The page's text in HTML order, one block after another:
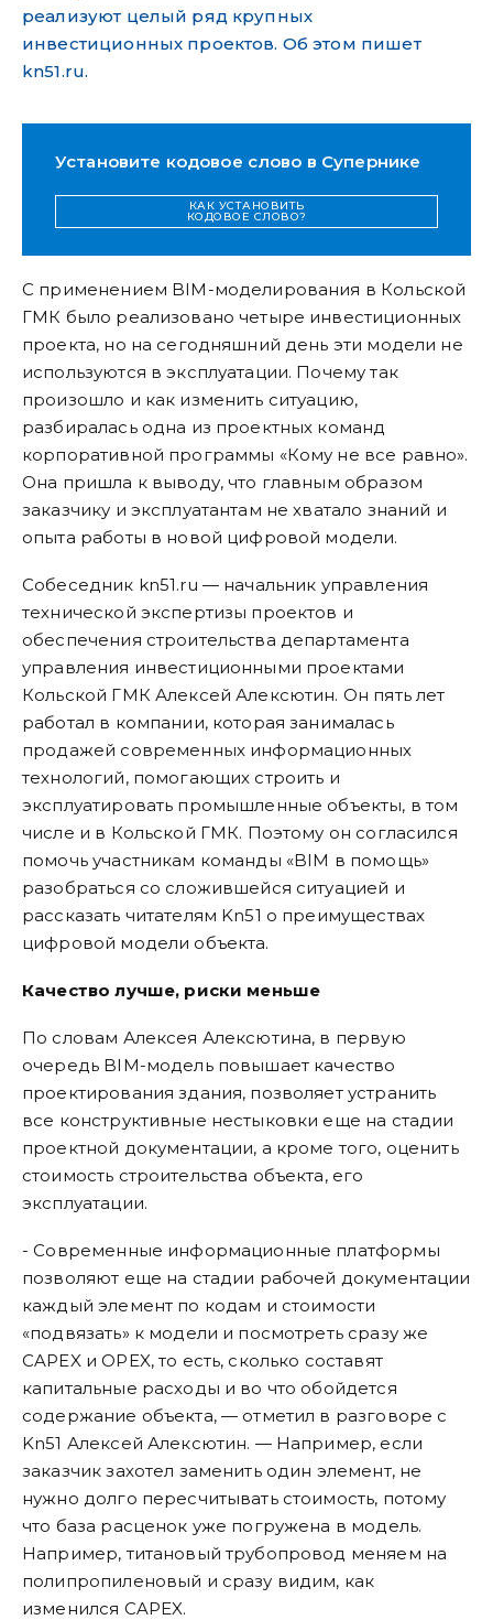
реализуют целый ряд крупных
инвестиционных проектов. Об этом пишет
kn51.ru.
Установите кодовое слово в Супернике
КАК УСТАНОВИТЬ
КОДОВОЕ СЛОВО?
C применением BIМ-моделирования в Кольской
ГМК было реализовано четыре инвестиционных
проекта, но на сегодняшний день эти модели не
используются в эксплуатации. Почему так
произошло и как изменить ситуацию,
разбиралась одна из проектных команд
корпоративной программы «Кому не все равно».
Она пришла к выводу, что главным образом
заказчику и эксплуатантам не хватало знаний и
опыта работы в новой цифровой модели.
Cобеседник kn51.ru — начальник управления
технической экспертизы проектов и
обеспечения строительства департамента
управления инвестиционными проектами
Кольской ГМК Алексей Алексютин. Он пять лет
работал в компании, которая занималась
продажей современных информационных
технологий, помогающих строить и
эксплуатировать промышленные объекты, в том
числе и в Кольской ГМК. Поэтому он согласился
помочь участникам команды «BIM в помощь»
разобраться со сложившейся ситуацией и
рассказать читателям Kn51 о преимуществах
цифровой модели объекта.
Качество лучше, риски меньше
По словам Алексея Алексютина, в первую
очередь BIM-модель повышает качество
проектирования здания, позволяет устранить
все конструктивные нестыковки еще на стадии
проектной документации, а кроме того, оценить
стоимость строительства объекта, его
эксплуатации.
- Современные информационные платформы
позволяют еще на стадии рабочей документации
каждый элемент по кодам и стоимости
«подвязать» к модели и посмотреть сразу же
CAPEX и OPEX, то есть, сколько составят
капитальные расходы и во что обойдется
содержание объекта, — отметил в разговоре с
Kn51 Алексей Алексютин. — Например, если
заказчик захотел заменить один элемент, не
нужно долго пересчитывать стоимость, потому
что база расценок уже погружена в модель.
Например, титановый трубопровод меняем на
полипропиленовый и сразу видим, как
изменился CAPEX.